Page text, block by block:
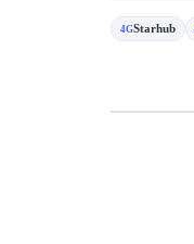
Starhub
4G